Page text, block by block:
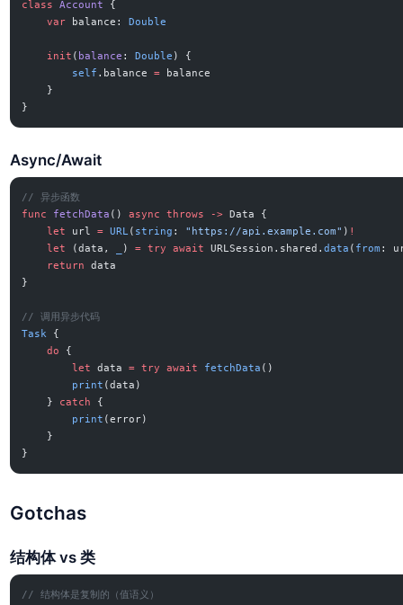
class
Account
{
    var
balance: Double
    init
( balance : Double ) {
        self
.balance = balance
    }
}
Async/Await
// 异步函数
func
fetchData () async throws -> Data {
    let
url = URL( string : "https://api.example.com" ) !
    let
(data, ) = try await URLSession.shared.data ( from :
    return
data
}
// 调用异步代码
Task {
    do
{
        let
data = try await fetchData ()
        print
(data)
    }
catch
{
        print
(error)
    }
}
Gotchas
结构体 vs 类
// 结构体是复制的（值语义）